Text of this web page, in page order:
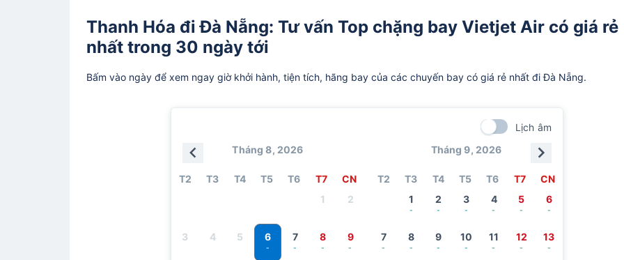
Thanh Hóa đi Đà Nẵng: Tư vấn Top chặng bay Vietjet Air có giá rẻ
nhất trong 30 ngày tới
Bấm vào ngày để xem ngay giờ khởi hành, tiện tích, hãng bay của các chuyến bay có giá rẻ nhất đi Đà Nẵng.
Lịch âm
Tháng 8, 2026
T2 T3 T4 T5 T6 T7
CN
1
2
3 4 5 6
-
7
-
8
-
9
-
Tháng 9, 2026
T2 T3 T4 T5 T6 T7
CN
1
-
2
-
3
-
4
-
5
-
6
-
7
-
8
-
9
-
10
-
11
-
12
-
13
-